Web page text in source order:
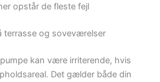
opstår de fleste fejl
terrasse og soveværelser
kan være irriterende, hvis
Det gælder både din